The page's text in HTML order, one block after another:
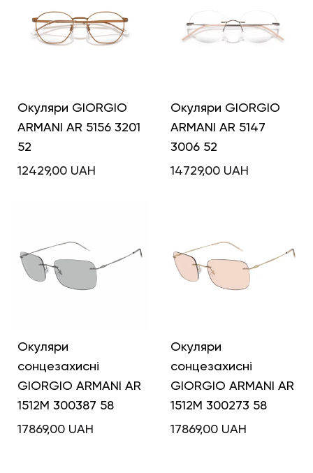
Окуляри GIORGIO
ARMANI AR 5156 3201
52
12429,00 UAH
Окуляри GIORGIO
ARMANI AR 5147
3006 52
14729,00 UAH
Окуляри
сонцезахисні
GIORGIO ARMANI AR
1512M 300387 58
17869,00 UAH
Окуляри
сонцезахисні
GIORGIO ARMANI AR
1512M 300273 58
17869,00 UAH